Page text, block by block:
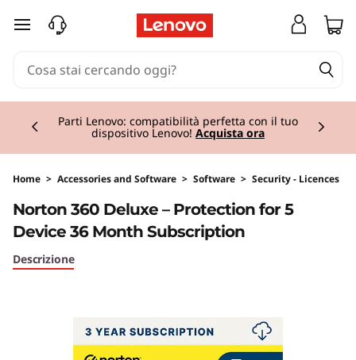
passa a contenuto principale
Parti Lenovo: compatibilità perfetta con il tuo
dispositivo Lenovo! Acquista ora
Home > Accessories and Software > Software > Security - Licences
Norton 360 Deluxe – Protection for 5
Device 36 Month Subscription
Descrizione